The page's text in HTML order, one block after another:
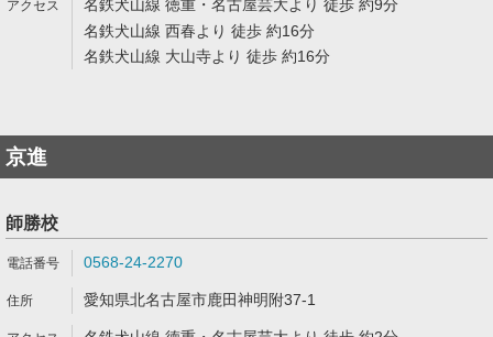
名鉄犬山線 徳重・名古屋芸大より 徒歩 約9分
名鉄犬山線 西春より 徒歩 約16分
名鉄犬山線 大山寺より 徒歩 約16分
京進
師勝校
0568-24-2270
愛知県北名古屋市鹿田神明附37-1